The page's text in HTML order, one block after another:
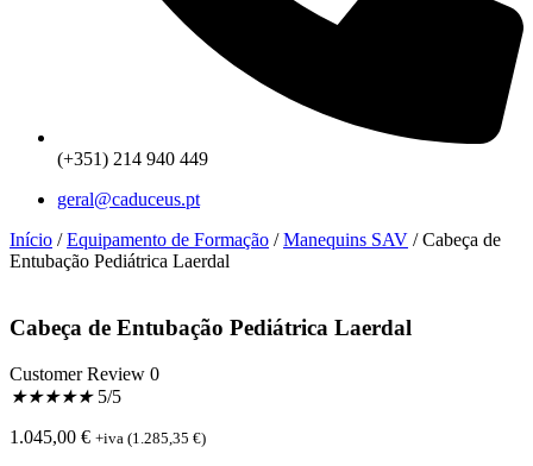
(+351) 214 940 449
geral@caduceus.pt
Início /Equipamento de Formação /Manequins SAV / Cabeça de
Entubação Pediátrica Laerdal
Cabeça de Entubação Pediátrica Laerdal
Customer Review 0
★★★★★ 5/5
1.045,00 € +iva (1.285,35 €)